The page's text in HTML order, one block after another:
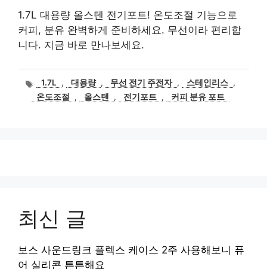
1.7L 대용량 올스텐 전기포트! 온도조절 기능으로
커피, 분유 완벽하게 준비하세요. 무선이라 편리합
니다. 지금 바로 만나보세요.
태
그
1.7L , 대용량 , 무선 전기 주전자 , 스테인리스 ,
온도조절
, 올스텐 , 전기포트 , 커피 분유 포트
최신 글
보스 사운드링크 플렉스 케이스 2주 사용해보니 퓨
어 실리콘 튼튼해요